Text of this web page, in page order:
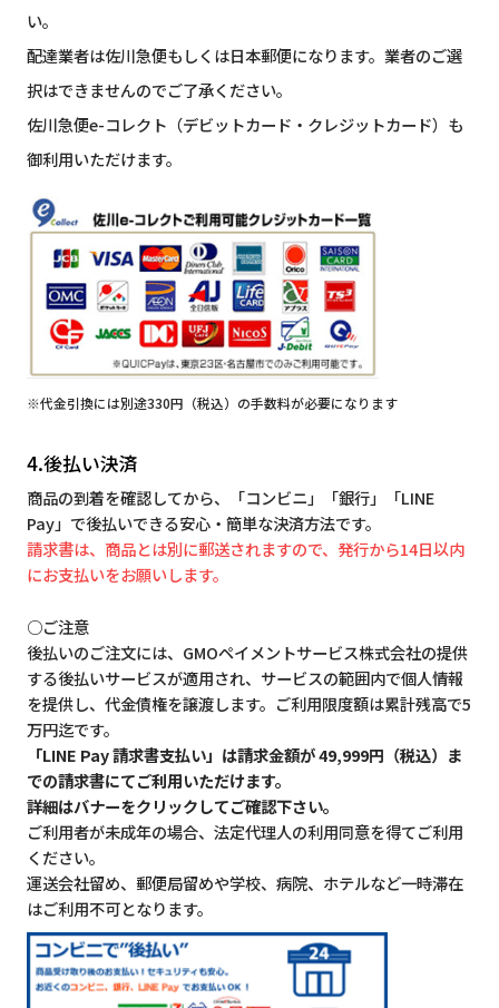
い。
配達業者は佐川急便もしくは日本郵便になります。業者のご選
択はできませんのでご了承ください。
佐川急便e-コレクト（デビットカード・クレジットカード）も
御利用いただけます。
※代金引換には別途330円（税込）の手数料が必要になります
4.後払い決済
商品の到着を確認してから、「コンビニ」「銀行」「LINE
Pay」で後払いできる安心・簡単な決済方法です。
請求書は、商品とは別に郵送されますので、発行から14日以内
にお支払いをお願いします。
○ご注意
後払いのご注文には、GMOペイメントサービス株式会社の提供
する後払いサービスが適用され、サービスの範囲内で個人情報
を提供し、代金債権を譲渡します。ご利用限度額は累計残高で5
万円迄です。
「LINE Pay 請求書支払い」は請求金額が 49,999円（税込）ま
での請求書にてご利用いただけます。
詳細はバナーをクリックしてご確認下さい。
ご利用者が未成年の場合、法定代理人の利用同意を得てご利用
ください。
運送会社留め、郵便局留めや学校、病院、ホテルなど一時滞在
はご利用不可となります。